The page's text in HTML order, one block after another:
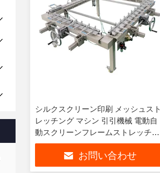
シルクスクリーン印刷 メッシュスト
レッチング マシン 引引機械 電動自
動スクリーンフレームストレッチン
グ マシン
お問い合わせ